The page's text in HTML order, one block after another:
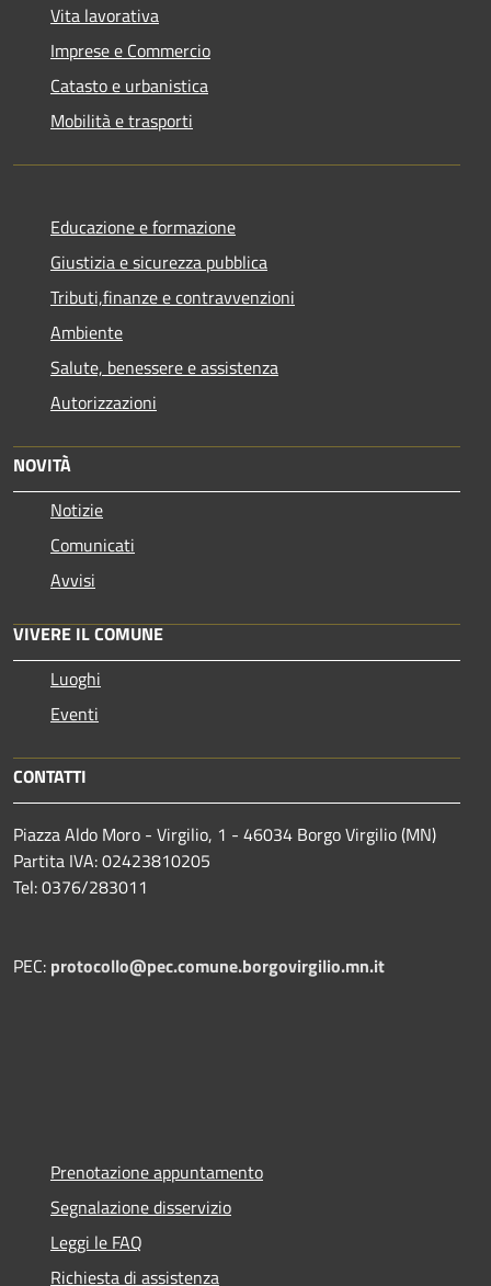
Vita lavorativa
Imprese e Commercio
Catasto e urbanistica
Mobilità e trasporti
Educazione e formazione
Giustizia e sicurezza pubblica
Tributi,finanze e contravvenzioni
Ambiente
Salute, benessere e assistenza
Autorizzazioni
NOVITÀ
Notizie
Comunicati
Avvisi
VIVERE IL COMUNE
Luoghi
Eventi
CONTATTI
Piazza Aldo Moro - Virgilio, 1 - 46034 Borgo Virgilio (MN)
Partita IVA: 02423810205
Tel: 0376/283011
PEC: protocollo@pec.comune.borgovirgilio.mn.it
Prenotazione appuntamento
Segnalazione disservizio
Leggi le FAQ
Richiesta di assistenza